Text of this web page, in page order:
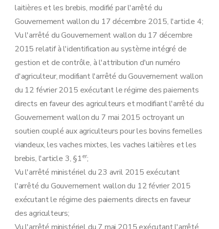
laitières et les brebis, modifié par l'arrêté du
Gouvernement wallon du 17 décembre 2015, l'article 4;
Vu l'arrêté du Gouvernement wallon du 17 décembre
2015 relatif à l'identification au système intégré de
gestion et de contrôle, à l'attribution d'un numéro
d'agriculteur, modifiant l'arrêté du Gouvernement wallon
du 12 février 2015 exécutant le régime des paiements
directs en faveur des agriculteurs et modifiant l'arrêté du
Gouvernement wallon du 7 mai 2015 octroyant un
soutien couplé aux agriculteurs pour les bovins femelles
viandeux, les vaches mixtes, les vaches laitières et les
brebis, l'article 3, §1er;
Vu l'arrêté ministériel du 23 avril 2015 exécutant
l'arrêté du Gouvernement wallon du 12 février 2015
exécutant le régime des paiements directs en faveur
des agriculteurs;